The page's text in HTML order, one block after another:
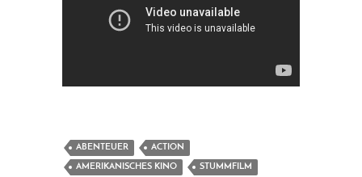
ABENTEUER ACTION
AMERIKANISCHES KINO STUMMFILM